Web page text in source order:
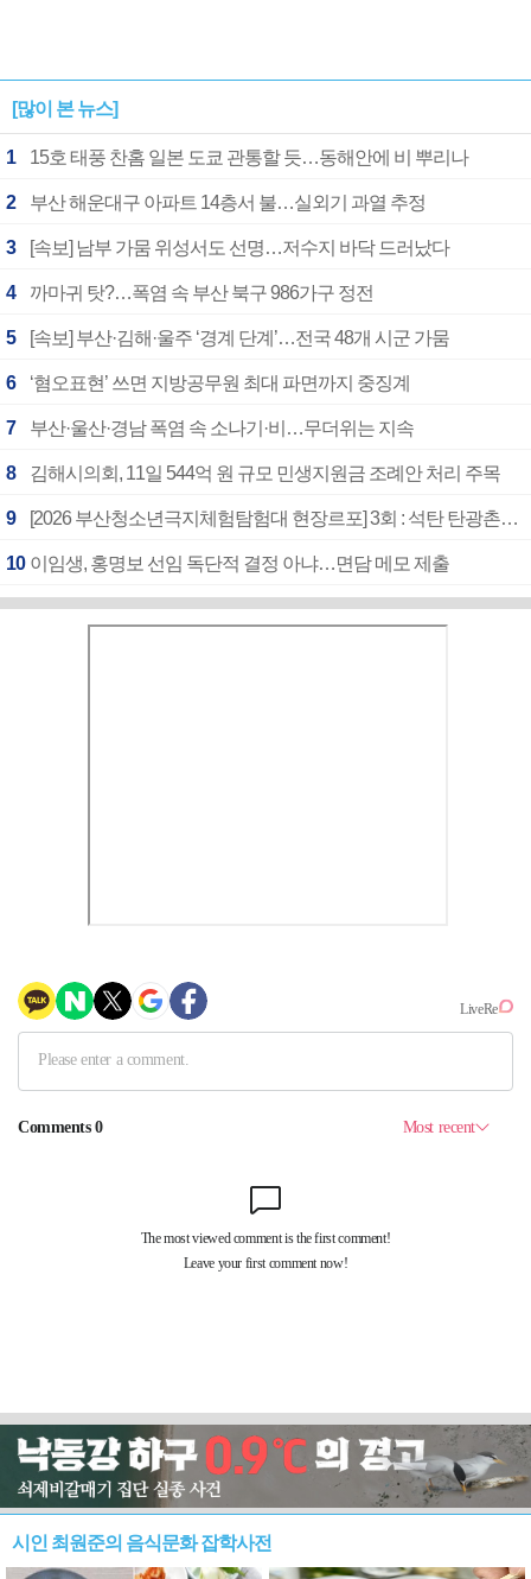
[많이 본 뉴스]
1 15호 태풍 찬홈 일본 도쿄 관통할 듯…동해안에 비 뿌리나
2 부산 해운대구 아파트 14층서 불…실외기 과열 추정
3 [속보] 남부 가뭄 위성서도 선명…저수지 바닥 드러났다
4 까마귀 탓?…폭염 속 부산 북구 986가구 정전
5 [속보] 부산·김해·울주 ‘경계 단계’…전국 48개 시군 가뭄
6 ‘혐오표현’ 쓰면 지방공무원 최대 파면까지 중징계
7 부산·울산·경남 폭염 속 소나기·비…무더위는 지속
8 김해시의회, 11일 544억 원 규모 민생지원금 조례안 처리 주목
9 [2026 부산청소년극지체험탐험대 현장르포] 3회 : 석탄 탄광촌에서 북극 연구의 중심지로
10 이임생, 홍명보 선임 독단적 결정 아냐…면담 메모 제출
시인 최원준의 음식문화 잡학사전